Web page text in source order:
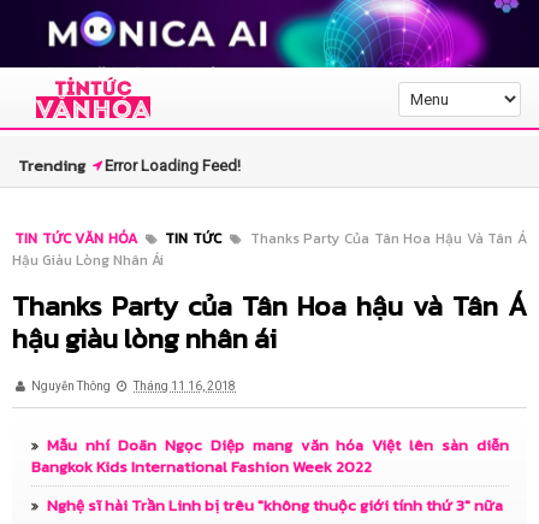
Trending Error Loading Feed!
TIN TỨC VĂN HÓA TIN TỨC
Thanks Party Của Tân Hoa Hậu Và Tân Á
Hậu Giàu Lòng Nhân Ái
Thanks Party của Tân Hoa hậu và Tân Á
hậu giàu lòng nhân ái
Nguyễn Thông Tháng 11 16, 2018
Mẫu nhí Doãn Ngọc Diệp mang văn hóa Việt lên sàn diễn
Bangkok Kids International Fashion Week 2022
Nghệ sĩ hài Trần Linh bị trêu "không thuộc giới tính thứ 3" nữa